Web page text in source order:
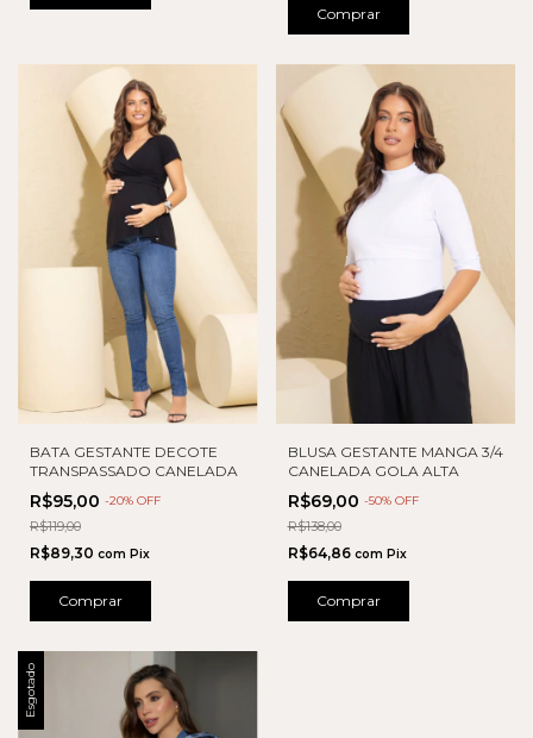
Comprar
BATA GESTANTE DECOTE
TRANSPASSADO CANELADA
R$95,00 -20% OFF
R$119,00
R$89,30 com Pix
Comprar
BLUSA GESTANTE MANGA 3/4
CANELADA GOLA ALTA
R$69,00 -50% OFF
R$138,00
R$64,86 com Pix
Comprar
Esgotado